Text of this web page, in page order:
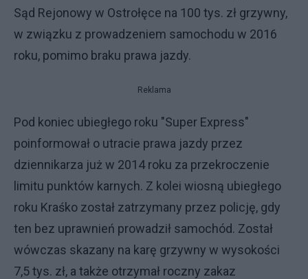
Sąd Rejonowy w Ostrołęce na 100 tys. zł grzywny,
w związku z prowadzeniem samochodu w 2016
roku, pomimo braku prawa jazdy.
Reklama
Pod koniec ubiegłego roku "Super Express"
poinformował o utracie prawa jazdy przez
dziennikarza już w 2014 roku za przekroczenie
limitu punktów karnych. Z kolei wiosną ubiegłego
roku Kraśko został zatrzymany przez policję, gdy
ten bez uprawnień prowadził samochód. Został
wówczas skazany na karę grzywny w wysokości
7,5 tys. zł, a także otrzymał roczny zakaz